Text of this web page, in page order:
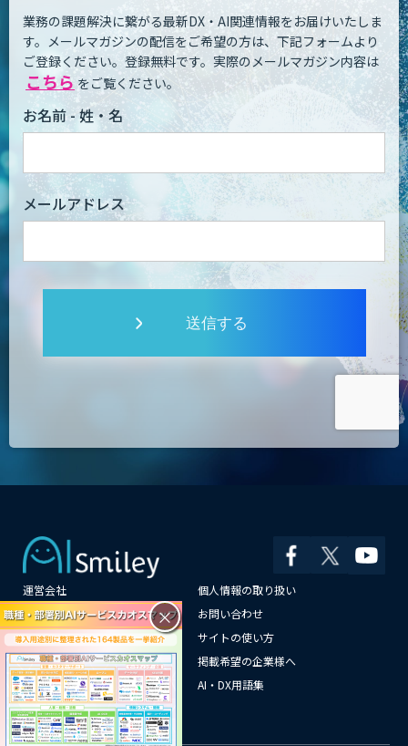
業務の課題解決に繋がる最新DX・AI関連情報をお届けいたしま
す。 メールマガジンの配信をご希望の方は、下記フォームより
ご登録ください。登録無料です。 実際のメールマガジン内容は
こちら をご覧ください。
お名前 - 姓・名
メールアドレス
送信する
運営会社
個人情報の取り扱い
よくある質問
お問い合わせ
メールマガジン登録
サイトの使い方
情報提供はこちらから
掲載希望の企業様へ
AI企業一覧
AI・DX用語集
サイトマップ
×